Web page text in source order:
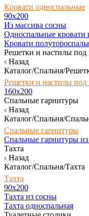
Кровати односпальные
90х200
Из массива сосны
Односпальные кровати
Кровати
Решетки и настилы под
Назад
Каталог/Спальня/
Решетки и настилы под
160х200
Спальные гарнитуры
Назад
Каталог/Спальня/
Спальные гарнитуры
Спальные гарнитуры из
Тахта
Назад
Каталог/Спальня/Тахта
Тахта
90х200
Тахта из сосны
Тахта односпальная